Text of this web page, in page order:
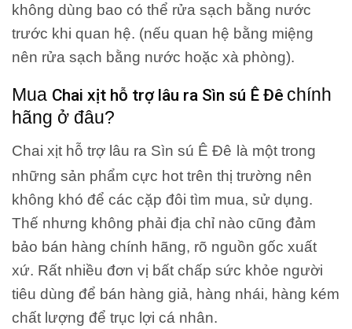
không dùng bao có thể rửa sạch bằng nước
trước khi quan hệ. (nếu quan hệ bằng miệng
nên rửa sạch bằng nước hoặc xà phòng).
Mua Chai xịt hỗ trợ lâu ra Sìn sú Ê Đê chính
hãng ở đâu?
Chai xịt hỗ trợ lâu ra Sìn sú Ê Đê là một trong
những sản phẩm cực hot trên thị trường nên
không khó để các cặp đôi tìm mua, sử dụng.
Thế nhưng không phải địa chỉ nào cũng đảm
bảo bán hàng chính hãng, rõ nguồn gốc xuất
xứ. Rất nhiều đơn vị bất chấp sức khỏe người
tiêu dùng để bán hàng giả, hàng nhái, hàng kém
chất lượng để trục lợi cá nhân.